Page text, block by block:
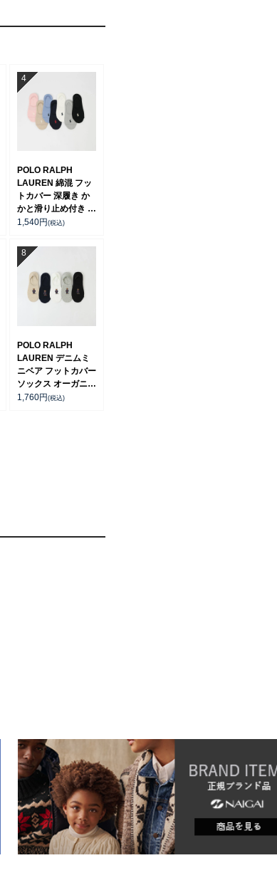
POLO RALPH
LAUREN 綿混 フッ
トカバー 深履き か
かと滑り止め付き カ
バーソックス レディ
1,540円(税込)
POLO RALPH
LAUREN デニムミ
ニベア フットカバー
ソックス オーガニッ
クコットン混 レディ
1,760円(税込)